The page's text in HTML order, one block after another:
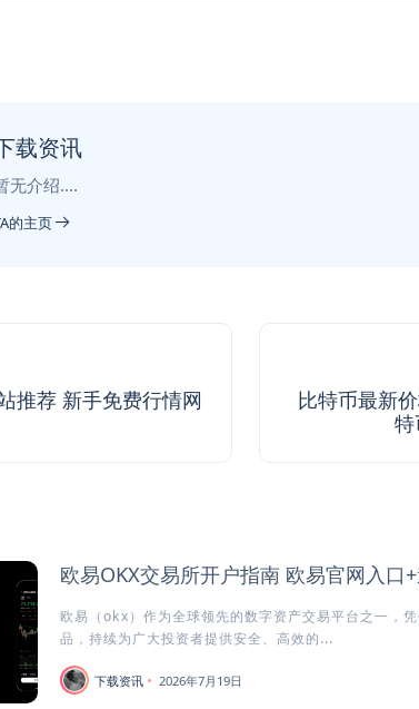
载资讯
无介绍....
的主页
推荐 新手免费行情网
比特币最新
欧易OKX交易所开户指南 欧易官网入口
欧易（okx）作为全球领先的数字资产交易平台之一，
品，持续为广大投资者提供安全、高效的...
下载资讯 2026年7月19日